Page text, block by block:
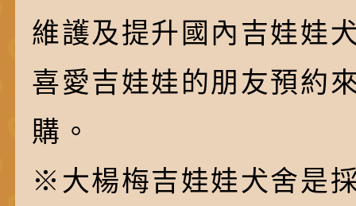
維護及提升國內吉娃娃
喜愛吉娃娃的朋友預約
購。
※大楊梅吉娃娃犬舍是